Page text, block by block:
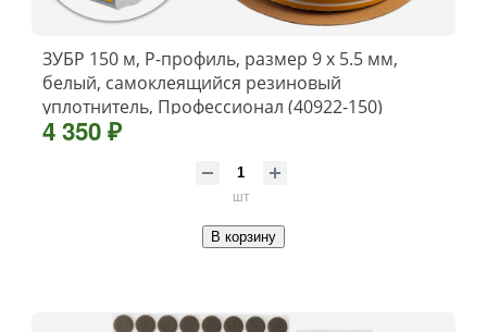
ЗУБР 150 м, P-профиль, размер 9 х 5.5 мм,
белый, самоклеящийся резиновый
уплотнитель, Профессионал (40922-150)
4 350 ₽
шт
В корзину